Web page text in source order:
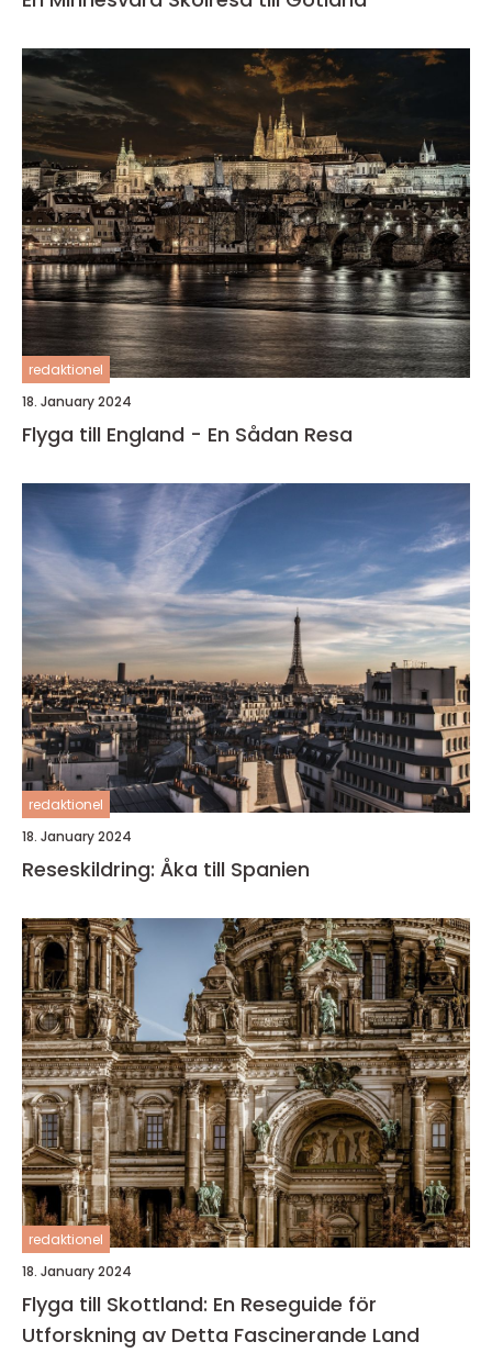
redaktionel
18. January 2024
Flyga till England - En Sådan Resa
redaktionel
18. January 2024
Reseskildring: Åka till Spanien
redaktionel
18. January 2024
Flyga till Skottland: En Reseguide för
Utforskning av Detta Fascinerande Land